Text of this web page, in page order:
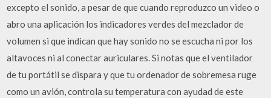
excepto el sonido, a pesar de que cuando reproduzco un video o
abro una aplicación los indicadores verdes del mezclador de
volumen si que indican que hay sonido no se escucha ni por los
altavoces ni al conectar auriculares. Si notas que el ventilador
de tu portátil se dispara y que tu ordenador de sobremesa ruge
como un avión, controla su temperatura con ayudad de este